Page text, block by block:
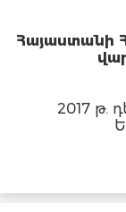
Հայաստանի
վա
2017 թ.